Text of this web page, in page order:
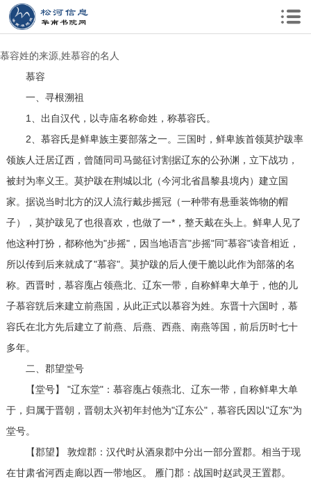
慕容姓的来源,姓慕容的名人
慕容
一、寻根溯祖
1、出自汉代，以寺庙名称命姓，称慕容氏。
2、慕容氏是鲜卑族主要部落之一。三国时，鲜卑族首领莫护跋率
领族人迁居辽西，曾随同司马懿征讨割据辽东的公孙渊，立下战功，
被封为率义王。莫护跋在荆城以北（今河北省昌黎县境内）建立国
家。据说当时北方的汉人流行戴步摇冠（一种带有悬垂装饰物的帽
子），莫护跋见了也很喜欢，也做了一*，整天戴在头上。鲜卑人见了
他这种打扮，都称他为"步摇"，因当地语言"步摇"同"慕容"读音相近，
所以传到后来就成了"慕容"。莫护跋的后人便干脆以此作为部落的名
称。西晋时，慕容廆占领燕北、辽东一带，自称鲜卑大单于，他的儿
子慕容皝后来建立前燕国，从此正式以慕容为姓。东晋十六国时，慕
容氏在北方先后建立了前燕、后燕、西燕、南燕等国，前后历时七十
多年。
二、郡望堂号
【堂号】 "辽东堂"：慕容廆占领燕北、辽东一带，自称鲜卑大单
于，归属于晋朝，晋朝太兴初年封他为"辽东公"，慕容氏因以"辽东"为
堂号。
【郡望】 敦煌郡：汉代时从酒泉郡中分出一部分置郡。相当于现
在甘肃省河西走廊以西一带地区。 雁门郡：战国时赵武灵王置郡。